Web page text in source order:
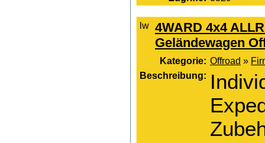
4WARD 4x4
Geländewagen
Kategorie: Offroad »
Beschreibung: